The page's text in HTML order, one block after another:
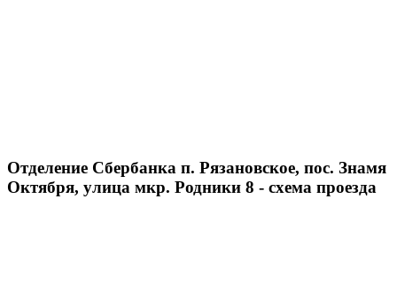
Отделение Сбербанка п. Рязановское, пос. Знамя
Октября, улица мкр. Родники 8 - схема проезда